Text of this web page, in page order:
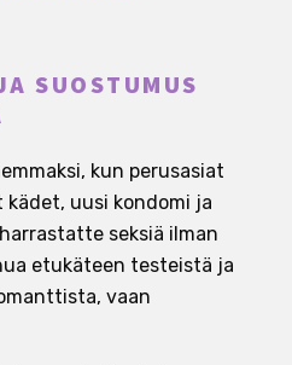
SUOSTUMUS
kun perusasiat
uusi kondomi ja
seksiä ilman
etukäteen testeistä ja
vaan